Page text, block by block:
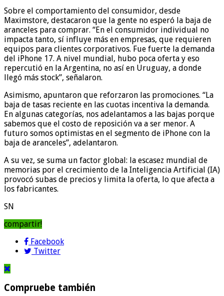
Sobre el comportamiento del consumidor, desde
Maximstore, destacaron que la gente no esperó la baja de
aranceles para comprar. “En el consumidor individual no
impacta tanto, sí influye más en empresas, que requieren
equipos para clientes corporativos. Fue fuerte la demanda
del iPhone 17. A nivel mundial, hubo poca oferta y eso
repercutió en la Argentina, no así en Uruguay, a donde
llegó más stock”, señalaron.
Asimismo, apuntaron que reforzaron las promociones. “La
baja de tasas reciente en las cuotas incentiva la demanda.
En algunas categorías, nos adelantamos a las bajas porque
sabemos que el costo de reposición va a ser menor. A
futuro somos optimistas en el segmento de iPhone con la
baja de aranceles”, adelantaron.
A su vez, se suma un factor global: la escasez mundial de
memorias por el crecimiento de la Inteligencia Artificial (IA)
provocó subas de precios y limita la oferta, lo que afecta a
los fabricantes.
SN
compartir!
Facebook
Twitter
Compruebe también